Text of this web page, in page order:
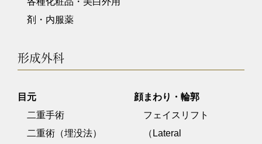
剤・内服薬
形成外科
目元
二重手術
二重術（埋没法）
顔まわり・輪郭
フェイスリフト
（Lateral